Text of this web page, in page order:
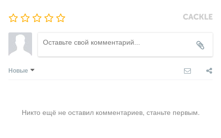
Новые
Никто ещё не оставил комментариев, станьте первым.